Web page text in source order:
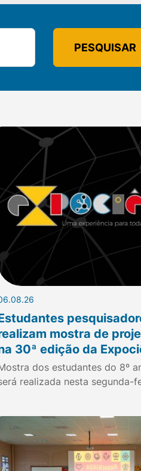
PESQUISAR
mostra de
30ª edição da
dos estudantes do 8º
realizada nesta segunda-